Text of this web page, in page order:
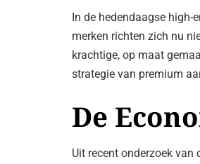
In de hedendaagse
merken richten zich nu
krachtige, op maat
strategie van premium
De
Uit recent onderzoek van